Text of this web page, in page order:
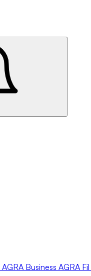
AGRA Business AGRA Fil